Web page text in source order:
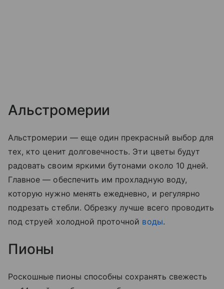
Альстромерии
Альстромерии — еще один прекрасный выбор для
тех, кто ценит долговечность. Эти цветы будут
радовать своим яркими бутонами около 10 дней.
Главное — обеспечить им прохладную воду,
которую нужно менять ежедневно, и регулярно
подрезать стебли. Обрезку лучше всего проводить
под струей холодной проточной воды.
Пионы
Роскошные пионы способны сохранять свежесть